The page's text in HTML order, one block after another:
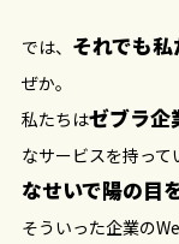
では、 それでも
ぜか。
私たちはゼブラ企
なサービスを持って
なせいで陽の目
そういった企業の